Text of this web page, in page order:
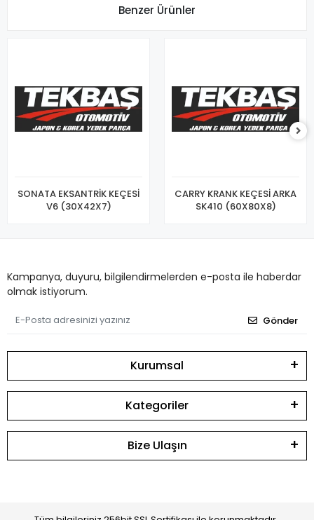
Benzer Ürünler
SONATA EKSANTRİK KEÇESİ
V6 (30X42X7)
CARRY KRANK KEÇESİ ARKA
SK410 (60X80X8)
Kampanya, duyuru, bilgilendirmelerden e-posta ile haberdar
olmak istiyorum.
Gönder
Kurumsal
Kategoriler
Bize Ulaşın